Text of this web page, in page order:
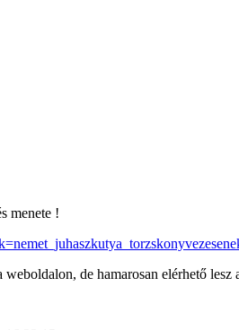
menete !
de hamarosan elérhető